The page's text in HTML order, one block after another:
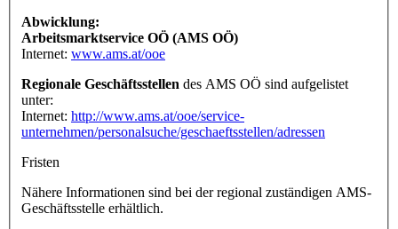
Abwicklung:
Arbeitsmarktservice OÖ (AMS OÖ)
Internet: www.ams.at/ooe
Regionale Geschäftsstellen des AMS OÖ sind aufgelistet
unter:
Internet: http://www.ams.at/ooe/service-
unternehmen/personalsuche/geschaeftsstellen/adressen
Fristen
Nähere Informationen sind bei der regional zuständigen AMS-
Geschäftsstelle erhältlich.